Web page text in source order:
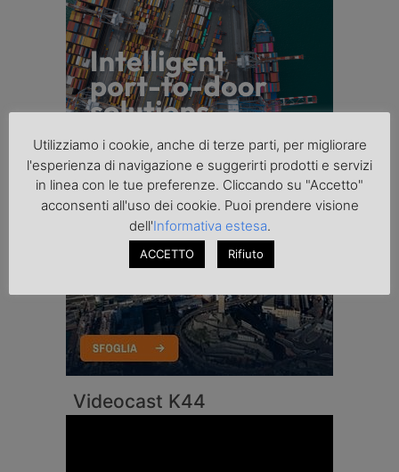
Videocast K44
Utilizziamo i cookie, anche di terze parti, per migliorare
l'esperienza di navigazione e suggerirti prodotti e servizi
in linea con le tue preferenze. Cliccando su "Accetto"
acconsenti all'uso dei cookie. Puoi prendere visione
dell'Informativa estesa.
ACCETTO Rifiuto